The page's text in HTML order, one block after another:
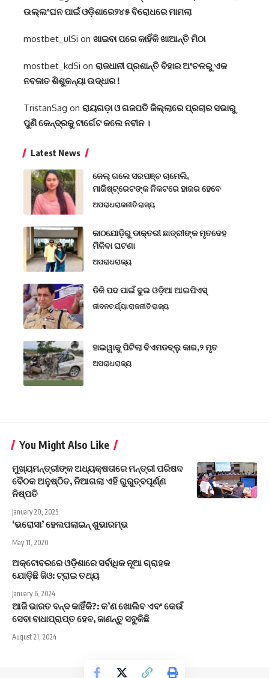
ଉଲ୍ଲଂଘନ ପାଇଁ ଓଡ଼ିଶାରେ୨୪୫ ବିରୋଧରେ ମାମଲା
mostbet_ulSi on ଖାଇବା ପରେ କାହିଁକି ଖାଆନ୍ତି ମିଠା
mostbet_kdSi on ରାଜଧାନୀ ପ୍ରଶାନ୍ତି ବିହାର ଅଂଚଳରୁ ଏକ
ନବଜାତ ଶିଶୁକନ୍ୟା ଉଦ୍ଧାର !
TristanSag on ରାୟଗଡ଼ା ଓ ଗଜପତି ଜିଲ୍ଲାରେ ପ୍ରଚାର ସଭାରୁ
ପୁଣି କେନ୍ଦ୍ରକୁ ଟାର୍ଗେଟ କଲେ ନବୀନ ।
Latest News
ଜେଲ୍ ଗଲେ ସରପଞ୍ଚ ଚାମେଲି,
ମାଜିଷ୍ଟ୍ରେଟଙ୍କ ନିକଟରେ ହାଜର ହେବେ
ଅପରାଧରାଜନୀତିରାଜ୍ୟ
କାଠଯୋଡ଼ିରୁ ଡାକ୍ତରୀ ଛାତ୍ରୀଙ୍କ ମୃତଦେହ
ମିଳିବା ଘଟଣା
ଅପରାଧରାଜ୍ୟ
ଡିଜି ପଦ ପାଇଁ ଦୁଇ ଓଡ଼ିଆ ଆଇପିଏସ୍
ଜୀବନଚର୍ଯ୍ୟାରାଜନୀତିରାଜ୍ୟ
ହାଇୱାକୁ ପିଟିଲା ବିଏମଡବ୍ଲୁ କାର,୨ ମୃତ
ଅପରାଧରାଜ୍ୟ
You Might Also Like
ମୁଖ୍ୟମନ୍ତ୍ରୀଙ୍କ ଅଧ୍ୟକ୍ଷତାରେ ମନ୍ତ୍ରୀ ପରିଷଦ
ବୈଠକ ଅନୁଷ୍ଠିତ, ନିଆଗଲା ଏହି ଗୁରୁତ୍ବପୂର୍ଣ୍ଣ
ନିଷ୍ପତି
January 20, 2025
‘ଭରୋସା’ ହେଲପଲାଇନ୍‌ ଶୁଭାରମ୍ଭ
May 11, 2020
ଅକ୍ଟୋବରରେ ଓଡ଼ିଶାରେ ସର୍ବାଧିକ ନୂଆ ଗ୍ରାହକ
ଯୋଡ଼ିଛି ଜିଓ: ଟ୍ରାଇ ତଥ୍ୟ
January 6, 2024
ଆଜି ଭାରତ ବନ୍ଦ କାହିଁକି?: କ’ଣ ଖୋଲିବ ଏବଂ କେଉଁ
ସେବା ବାଧାପ୍ରାପ୍ତ ହେବ, ଜାଣନ୍ତୁ ସବୁକିଛି
August 21, 2024